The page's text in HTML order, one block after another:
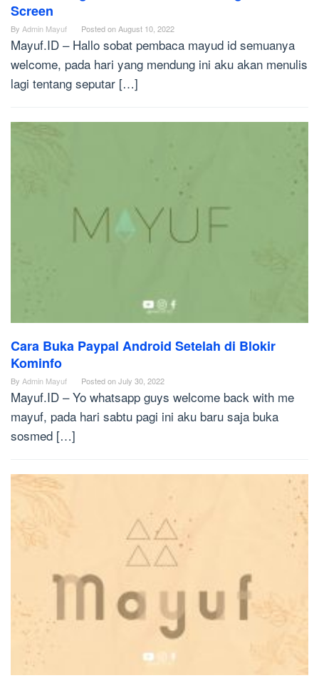
Screen
By Admin Mayuf Posted onAugust 10, 2022
Mayuf.ID – Hallo sobat pembaca mayud id semuanya
welcome, pada hari yang mendung ini aku akan menulis
lagi tentang seputar […]
Cara Buka Paypal Android Setelah di Blokir
Kominfo
By Admin Mayuf Posted onJuly 30, 2022
Mayuf.ID – Yo whatsapp guys welcome back with me
mayuf, pada hari sabtu pagi ini aku baru saja buka
sosmed […]